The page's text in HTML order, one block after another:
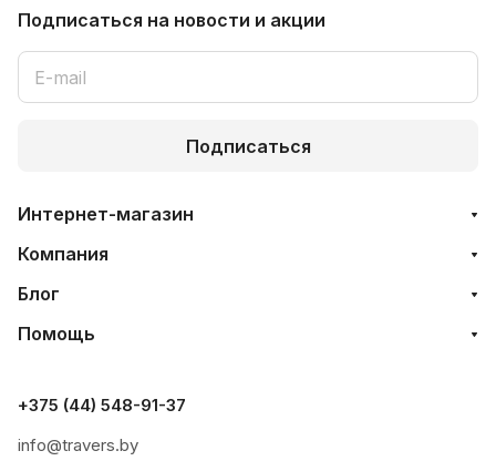
Подписаться на новости и акции
Подписаться
Интернет-магазин
Компания
Блог
Помощь
+375 (44) 548-91-37
info@travers.by